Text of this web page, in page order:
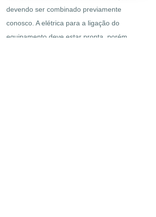
devendo ser combinado previamente
conosco. A elétrica para a ligação do
equipamento deve estar pronta, porém